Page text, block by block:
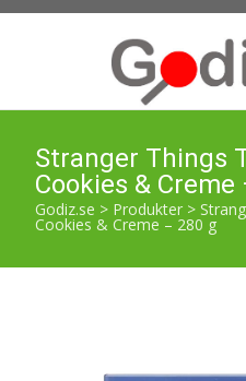
Stranger Things
Cookies & Creme
Godiz.se > Produkter >
Cookies & Creme – 280 g